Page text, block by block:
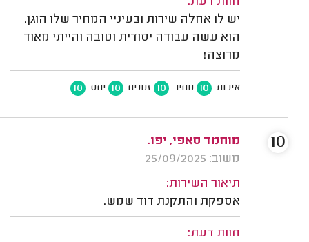
יש לו אחלה שירות ובעיניי המחיר שלו הוגן.
הוא עשה עבודה יסודית וטובה והייתי מאוד
מרוצה!
איכות 10 מחיר 10 זמנים 10 יחס 10
מוחמד סאפי, יפו.
משוב: 25/09/2025
תיאור השירות:
אספקת והתקנת דוד שמש.
חוות דעת:
10